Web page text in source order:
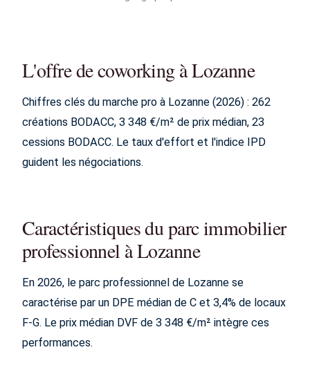
L'offre de coworking à Lozanne
Chiffres clés du marche pro à Lozanne (2026) : 262
créations BODACC, 3 348 €/m² de prix médian, 23
cessions BODACC. Le taux d'effort et l'indice IPD
guident les négociations.
Caractéristiques du parc immobilier
professionnel à Lozanne
En 2026, le parc professionnel de Lozanne se
caractérise par un DPE médian de C et 3,4% de locaux
F-G. Le prix médian DVF de 3 348 €/m² intègre ces
performances.